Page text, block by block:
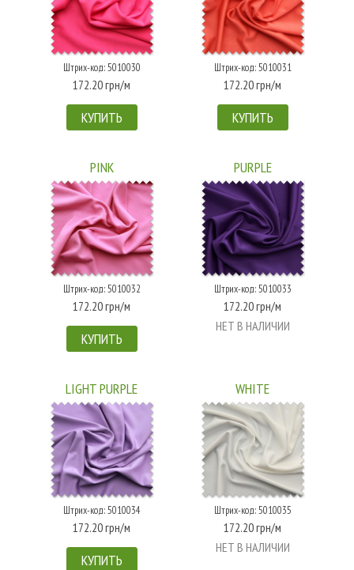
Штрих-код: 5010030
172.20 грн/м
КУПИТЬ
Штрих-код: 5010031
172.20 грн/м
КУПИТЬ
PINK
Штрих-код: 5010032
172.20 грн/м
КУПИТЬ
PURPLE
Штрих-код: 5010033
172.20 грн/м
НЕТ В НАЛИЧИИ
LIGHT PURPLE
Штрих-код: 5010034
172.20 грн/м
КУПИТЬ
WHITE
Штрих-код: 5010035
172.20 грн/м
НЕТ В НАЛИЧИИ